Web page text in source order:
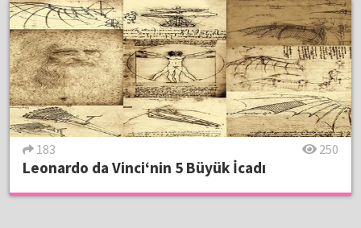
183 250
Leonardo da Vinci‘nin 5 Büyük İcadı